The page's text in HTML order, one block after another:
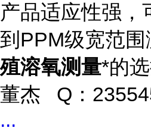
产品适应性强，
到PPM级宽范
殖溶氧测量*的选
董杰 Q：
...